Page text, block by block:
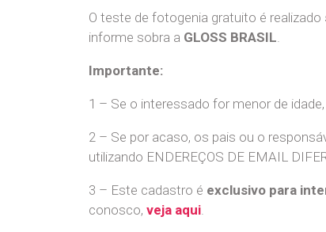
O teste de fotogenia gratuito é realizado
informe sobra a GLOSS BRASIL
Importante:
1 – Se o interessado for menor de
2 – Se por acaso, os pais ou o
utilizando ENDEREÇOS DE EMAIL
3 – Este cadastro é exclusivo para
conosco, veja aqui